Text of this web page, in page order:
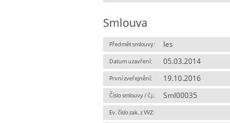
Smlouva
Předmět smlouvy: les
Datum uzavření: 05.03.2014
První zveřejnění: 19.10.2016
Číslo smlouvy / č.j.: Sml00035
Ev. číslo zak. z VVZ: